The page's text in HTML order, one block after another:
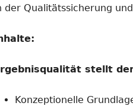
der Qualitätssicherung
stellt
Konzeptionelle